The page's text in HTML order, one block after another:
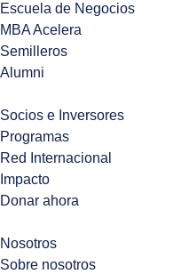
Escuela de Negocios
MBA Acelera
Semilleros
Alumni
Socios e Inversores
Programas
Red Internacional
Impacto
Donar ahora
Nosotros
Sobre nosotros